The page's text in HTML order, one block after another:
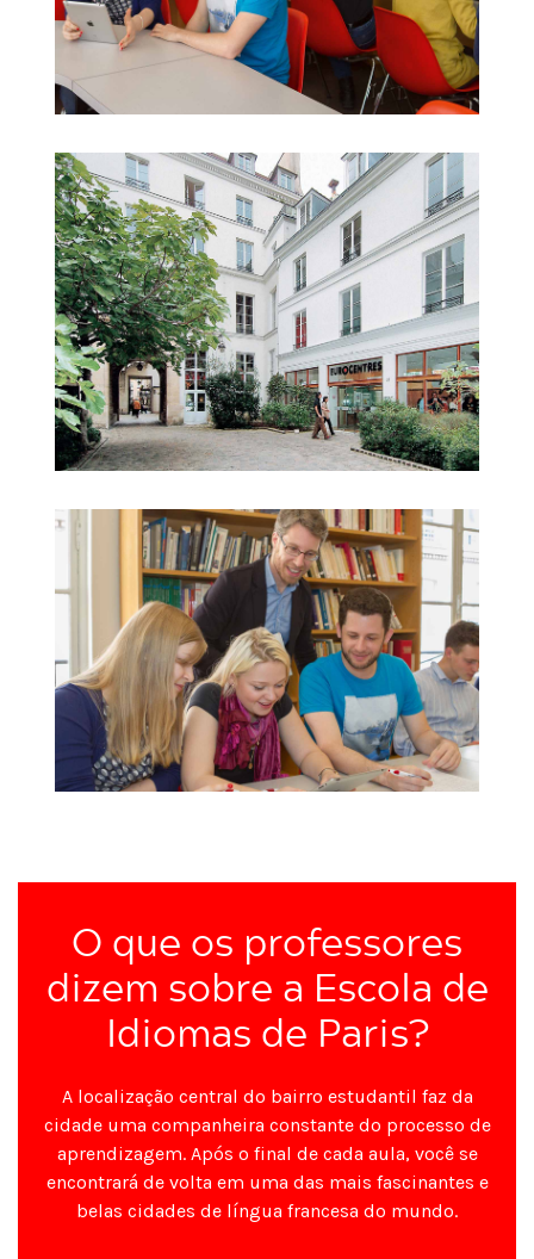
O que os professores
dizem sobre a Escola de
Idiomas de Paris?
A localização central do bairro estudantil faz da
cidade uma companheira constante do processo de
aprendizagem. Após o final de cada aula, você se
encontrará de volta em uma das mais fascinantes e
belas cidades de língua francesa do mundo.